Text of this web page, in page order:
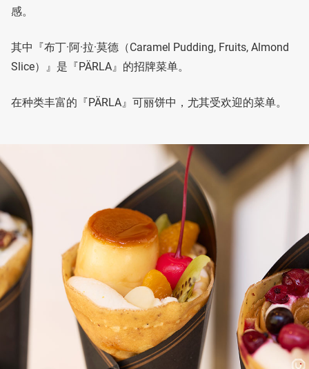
感。
其中『布丁·阿·拉·莫德（Caramel Pudding, Fruits, Almond
Slice）』是『PÄRLA』的招牌菜单。
在种类丰富的『PÄRLA』可丽饼中，尤其受欢迎的菜单。